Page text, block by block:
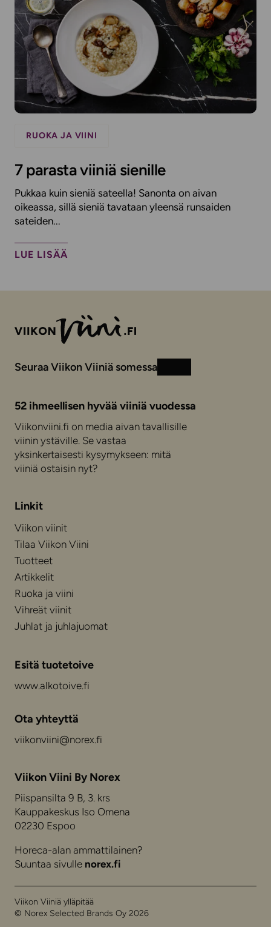
RUOKA JA VIINI
7 parasta viiniä sienille
Pukkaa kuin sieniä sateella! Sanonta on aivan
oikeassa, sillä sieniä tavataan yleensä runsaiden
sateiden...
LUE LISÄÄ
Seuraa Viikon Viiniä somessa
52 ihmeellisen hyvää viiniä vuodessa
Viikonviini.fi on media aivan tavallisille
viinin ystäville. Se vastaa
yksinkertaisesti kysymykseen: mitä
viiniä ostaisin nyt?
Linkit
Viikon viinit
Tilaa Viikon Viini
Tuotteet
Artikkelit
Ruoka ja viini
Vihreät viinit
Juhlat ja juhlajuomat
Esitä tuotetoive
www.alkotoive.fi
Ota yhteyttä
viikonviini@norex.fi
Viikon Viini By Norex
Piispansilta 9 B, 3. krs
Kauppakeskus Iso Omena
02230 Espoo
Horeca-alan ammattilainen?
Suuntaa sivulle norex.fi
Viikon Viiniä ylläpitää
© Norex Selected Brands Oy 2026